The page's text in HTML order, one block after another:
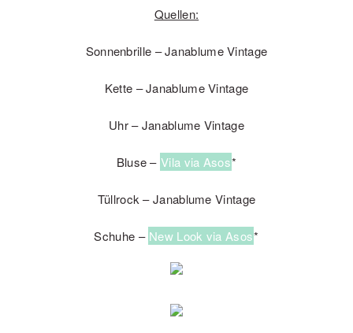
Quellen:
Sonnenbrille – Janablume Vintage
Kette – Janablume Vintage
Uhr – Janablume Vintage
Bluse – Vila via Asos*
Tüllrock – Janablume Vintage
Schuhe – New Look via Asos*